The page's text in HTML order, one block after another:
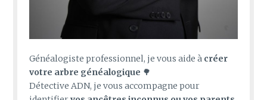
Généalogiste professionnel, je vous aide à créer
votre arbre généalogique 🌳
Détective ADN, je vous accompagne pour